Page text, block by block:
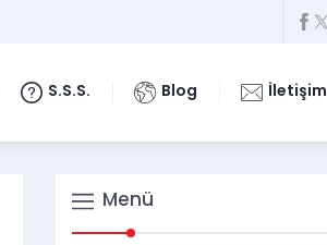
S.S.S. Blog İletişim
Menü